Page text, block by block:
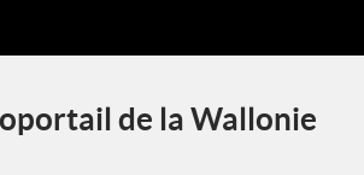
de la Wallonie